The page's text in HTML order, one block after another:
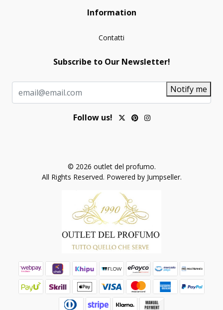
Information
Contatti
Subscribe to Our Newsletter!
Notify me
Follow us!
© 2026 outlet del profumo.
All Rights Reserved. Powered by Jumpseller.